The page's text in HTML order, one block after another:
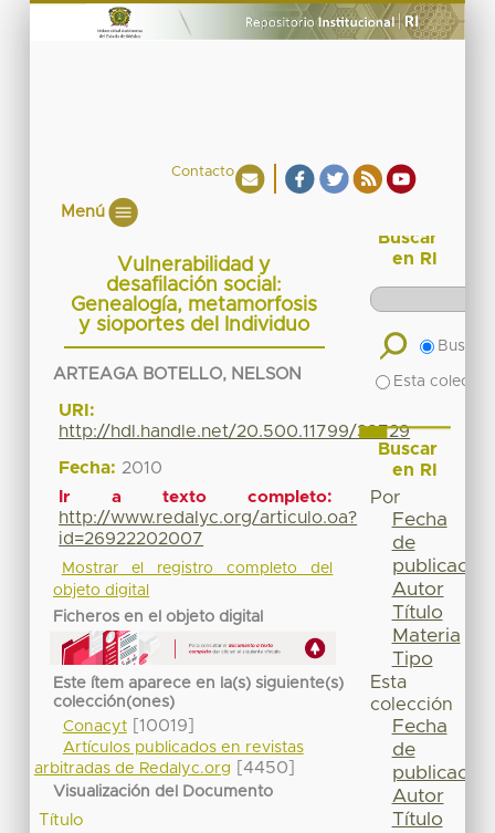
Contacto
Menú
Vulnerabilidad y
desafilación social:
Genealogía, metamorfosis
y sioportes del Individuo
ARTEAGA BOTELLO, NELSON
URI:
http://hdl.handle.net/20.500.11799/38729
Fecha: 2010
Ir a texto completo:
http://www.redalyc.org/articulo.oa?
id=26922202007
Mostrar el registro completo del
objeto digital
Ficheros en el objeto digital
Este ítem aparece en la(s) siguiente(s)
colección(ones)
Conacyt[10019]
Artículos publicados en revistas
arbitradas de Redalyc.org
[4450]
Visualización del Documento
Título
Buscar
en RI
Buscar
Esta
Buscar
en RI
Por
Fecha
de
publicación
Autor
Título
Materia
Tipo
Esta
colección
Fecha
de
publicación
Autor
Título